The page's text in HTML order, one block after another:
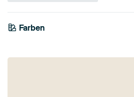
Farben
Grau
Taupe
Beige